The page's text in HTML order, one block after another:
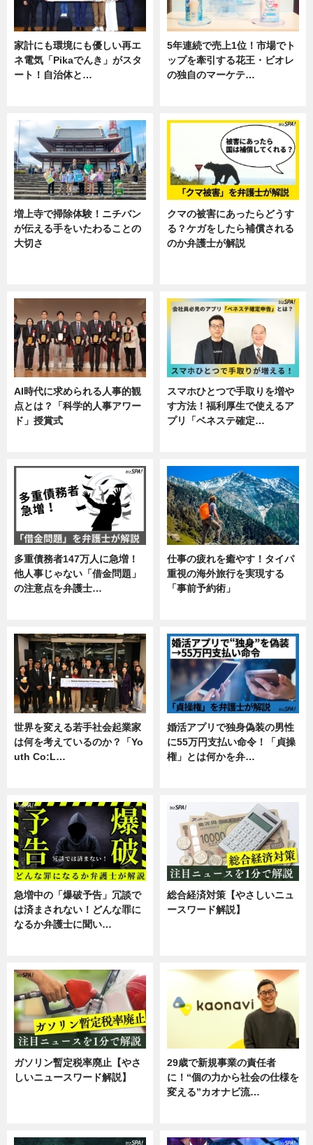
家計にも環境にも優しい再エ
ネ電気「Pikaでんき」がスタ
ート！自治体と…
5年連続で売上1位！市場でト
ップを牽引する花王・ビオレ
の独自のマーケテ…
増上寺で掃除体験！ニチバン
が伝える手をいたわることの
大切さ
クマの被害にあったらどうす
る？ケガをしたら補償される
のか弁護士が解説
AI時代に求められる人事的観
点とは？「科学的人事アワー
ド」授賞式
スマホひとつで手取りを増や
す方法！福利厚生で使えるア
プリ「ベネステ確定…
多重債務者147万人に急増！
他人事じゃない「借金問題」
の注意点を弁護士…
仕事の疲れを癒やす！タイパ
重視の海外旅行を実現する
「事前予約術」
世界を変える若手社会起業家
は何を考えているのか？「Yo
uth Co:L…
婚活アプリで独身偽装の男性
に55万円支払い命令！「貞操
権」とは何かを弁…
急増中の「爆破予告」冗談で
は済まされない！どんな罪に
なるか弁護士に聞い…
総合経済対策【やさしいニュ
ースワード解説】
ガソリン暫定税率廃止【やさ
しいニュースワード解説】
29歳で新規事業の責任者
に！“個の力から社会の仕様を
変える”カオナビ流…